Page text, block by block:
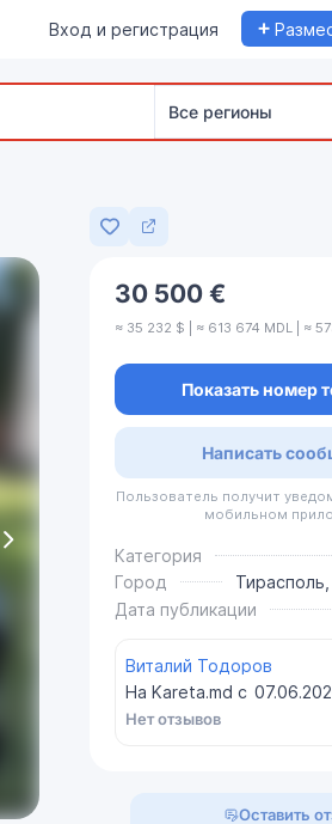
Вход и регистрация +
Все регионы
Добавить в избранное
30 500 €
≈ 35 232 $ | ≈ 613 674 MDL | ≈
Показать номер
Написать
Пользователь получит
мобильном
Категория
Город
Дата публикации
Виталий Тодоров
На Kareta.md с
Нет отзывов
Оставить